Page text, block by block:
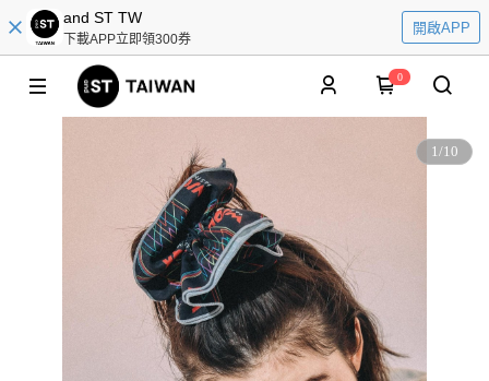
and ST TW
下載APP立即領300券
開啟APP
0
1/10